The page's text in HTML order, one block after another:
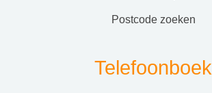
postcode zoeken
Telefoonboek